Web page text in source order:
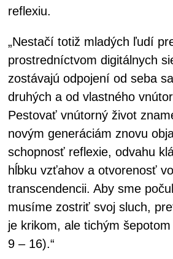
reflexiu.
„Nestačí totiž mladých ľudí
prostredníctvom digitálnych
zostávajú odpojení od seba
druhých a od vlastného
Pestovať vnútorný život
novým generáciám znovu
schopnosť reflexie, odvahu
hĺbku vzťahov a otvorenosť
transcendencii. Aby sme
musíme zostriť svoj sluch,
je krikom, ale tichým
9 – 16).“